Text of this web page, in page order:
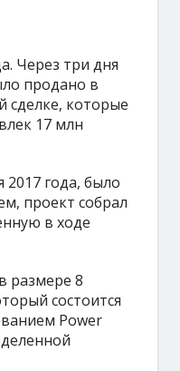
Через три дня
продано в
сделке, которые
17 млн
2017 года, было
проект собрал
в ходе
размере 8
состоится
Power